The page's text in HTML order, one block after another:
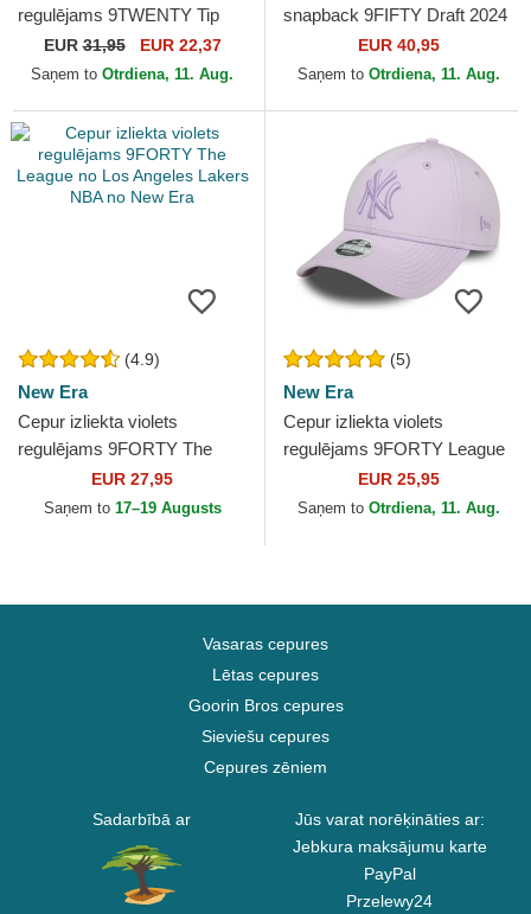
regulējams 9TWENTY Tip
Off 2023 no Los Angeles
Lakers NBA no New Era
EUR31,95 EUR 22,37
Saņem to Otrdiena, 11. Aug.
snapback 9FIFTY Draft 2024
no Los Angeles Lakers NBA
no New Era
EUR 40,95
Saņem to Otrdiena, 11. Aug.
(4.9)
New Era
Cepur izliekta violets
regulējams 9FORTY The
League no Los Angeles
Lakers NBA no New Era
EUR 27,95
Saņem to 17–19 Augusts
(5)
New Era
Cepur izliekta violets
regulējams 9FORTY League
Essential no New York
Yankees MLB no New Era
EUR 25,95
Saņem to Otrdiena, 11. Aug.
Vasaras cepures
Lētas cepures
Goorin Bros cepures
Sieviešu cepures
Cepures zēniem
Sadarbībā ar
Jūs varat norēķināties ar:
Jebkura maksājumu karte
PayPal
Przelewy24